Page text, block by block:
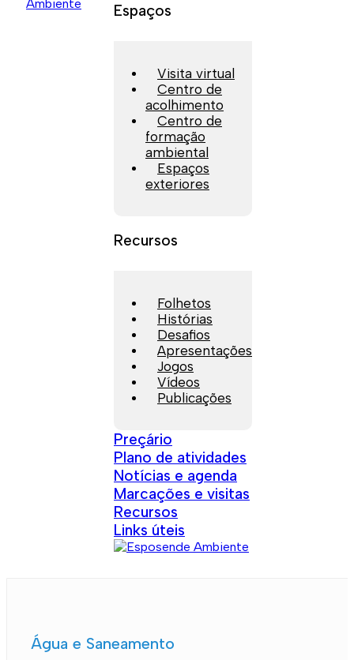
Espaços
Visita virtual
Centro de
acolhimento
Centro de
formação
ambiental
Espaços
exteriores
Recursos
Folhetos
Histórias
Desafios
Apresentações
Jogos
Vídeos
Publicações
Preçário
Plano de atividades
Notícias e agenda
Marcações e visitas
Recursos
Links úteis
Água e Saneamento